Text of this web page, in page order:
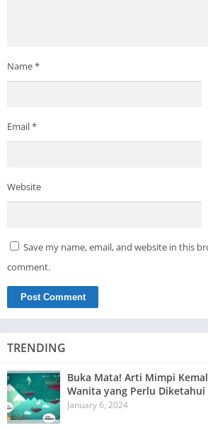
Name*
Email*
Website
Save my name, email, and website in this
comment.
TRENDING
Buka Mata! Arti Mimpi
Wanita yang Perlu Diketahui
January 6, 2024